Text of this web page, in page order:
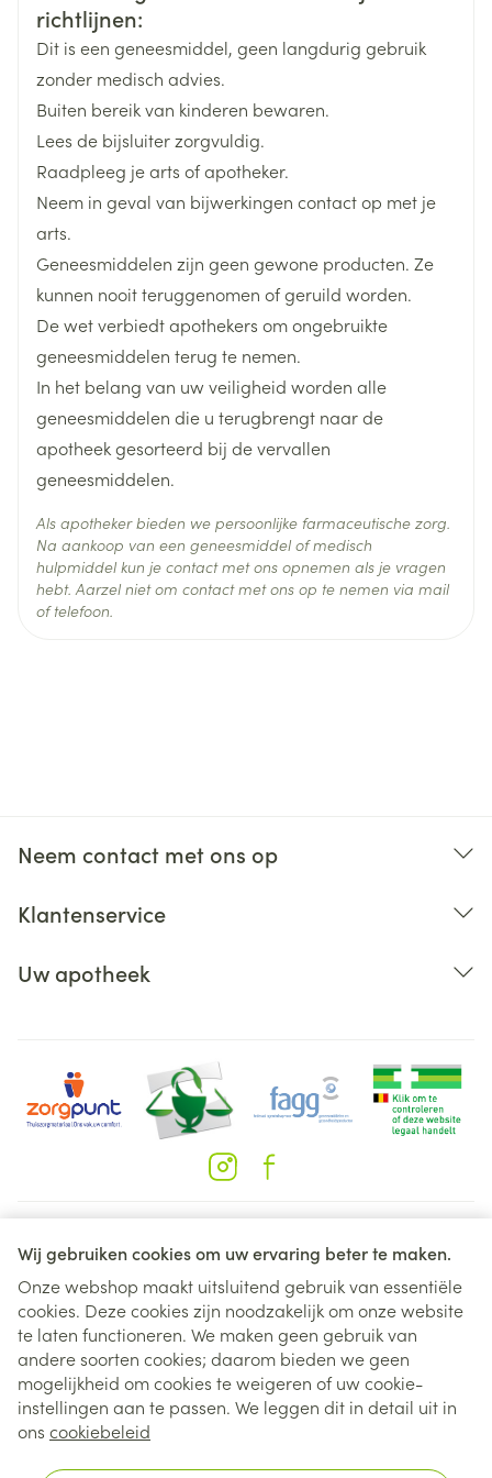
Wij gebruiken cookies om uw ervaring beter te maken.
Onze webshop maakt uitsluitend gebruik van essentiële
cookies. Deze cookies zijn noodzakelijk om onze website
te laten functioneren. We maken geen gebruik van
andere soorten cookies; daarom bieden we geen
mogelijkheid om cookies te weigeren of uw cookie-
instellingen aan te passen. We leggen dit in detail uit in
ons cookiebeleid
cardiovasculaire risicofactor
Manifeste glomerulaire niet-diabetische
nefropathie gekenmerkt door macroproteinurie >= 3
g/dag
Symptomatische hartinsufficientie
Secundaire preventie na een acuut myocardinfarct:
reductie van de mortaliteit tijdens de acute fase van
myocardinfarct bij patienten met klinische tekenen
van hartinsufficientie indien de behandeling wordt
gestart > 48 uur na een acuut myocardinfarct
Onderhoudsdosering: max. 5 mg /dag
Startdosering: 2,5 mg /dag
Onderhoudsdosering: max. 5 mg /dag
Startdosering: 1,25 mg /dag
Onderhoudsdosering: max. 10 mg /dag. Spreiding
over 2 innames per dag is aangeraden
Startdosering (48 u na het myocardinfarct)
2,5 mg 2 x /dag gedurende 3 dagen
Indien de initiële dosis niet verdragen wordt: 1,25 mg
2 x /dag gedurende 2 dagen, dan verhogen tot 2,5
en dan 5 mg, 2 x /dag
Indien een dosisverhoging naar 2,5 mg 2 x /dag niet
worden
Onderhoudsdosering: 5 mg /dag
Voor, tijdens of na de maaltijd innemen
Merken
Breedte 73 mm
Lengte
Diepte 58 mm
Verpakking
98
Actieve
Ingrediënten
ramipril
Behoud Kamertemperatuur (15°C - 25°C)
richtlijnen:
Dit is een geneesmiddel, geen langdurig gebruik
zonder medisch advies.
Buiten bereik van kinderen bewaren.
Lees de bijsluiter zorgvuldig.
Raadpleeg je arts of apotheker.
Neem in geval van bijwerkingen contact op met je
arts.
Geneesmiddelen zijn geen gewone producten. Ze
kunnen nooit teruggenomen of geruild worden.
De wet verbiedt apothekers om ongebruikte
geneesmiddelen terug te nemen.
In het belang van uw veiligheid worden alle
geneesmiddelen die u terugbrengt naar de
apotheek gesorteerd bij de vervallen
geneesmiddelen.
Als apotheker bieden we persoonlijke farmaceutische zorg.
Na aankoop van een geneesmiddel of medisch
hulpmiddel kun je contact met ons opnemen als je vragen
hebt. Aarzel niet om contact met ons op te nemen via mail
of telefoon.
Neem contact met ons op
Klantenservice
Uw apotheek
Juridische links